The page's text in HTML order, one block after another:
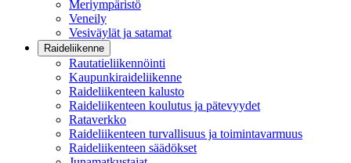
Meriympäristö
Veneily
Vesiväylät ja satamat
Raideliikenne
Rautatieliikennöinti
Kaupunkiraideliikenne
Raideliikenteen kalusto
Raideliikenteen koulutus ja pätevyydet
Rataverkko
Raideliikenteen turvallisuus ja toimintavarmuus
Raideliikenteen säädökset